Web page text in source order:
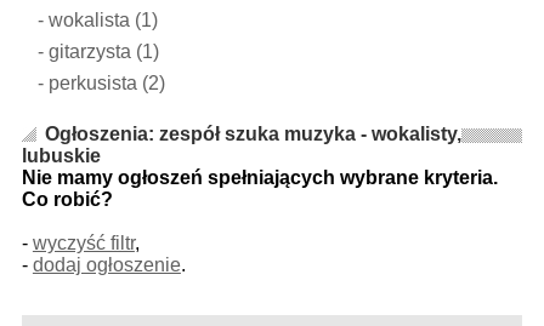
-wokalista (1)
-gitarzysta (1)
- perkusista (2)
Ogłoszenia: zespół szuka muzyka - wokalisty,
lubuskie
Nie mamy ogłoszeń spełniających wybrane kryteria.
Co robić?
- wyczyść filtr,
- dodaj ogłoszenie.